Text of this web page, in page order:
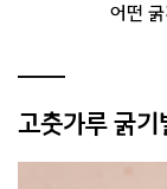
어떤
고춧가루 굵기